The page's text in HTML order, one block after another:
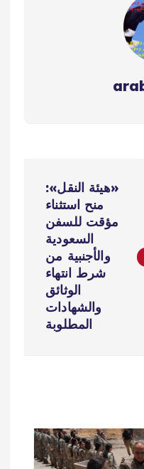
«هيئة النقل»:
منح استثناء
مؤقت للسفن
السعودية
والأجنبية من
شرط انتهاء
الوثائق
والشهادات
المطلوبة